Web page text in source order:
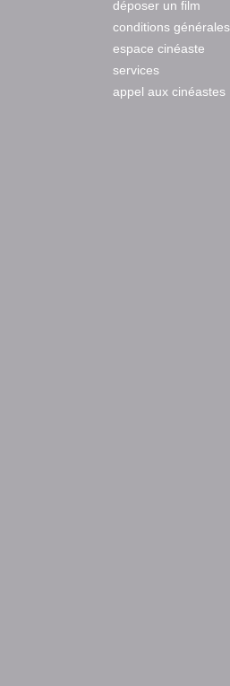
déposer un film
conditions générales
espace cinéaste
services
appel aux cinéastes